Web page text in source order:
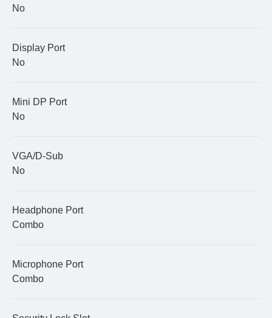
No
Display Port
No
Mini DP Port
No
VGA/D-Sub
No
Headphone Port
Combo
Microphone Port
Combo